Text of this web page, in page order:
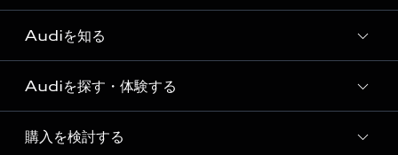
Audiを知る
Audi ブランド
Story of Progress
Audiを探す・体験する
ディーラー検索
購入を検討する